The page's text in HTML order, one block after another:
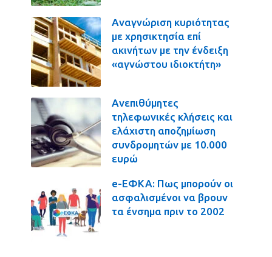
Αναγνώριση κυριότητας
με χρησικτησία επί
ακινήτων με την ένδειξη
«αγνώστου ιδιοκτήτη»
Ανεπιθύμητες
τηλεφωνικές κλήσεις και
ελάχιστη αποζημίωση
συνδρομητών με 10.000
ευρώ
e-ΕΦΚΑ: Πως μπορούν οι
ασφαλισμένοι να βρουν
τα ένσημα πριν το 2002